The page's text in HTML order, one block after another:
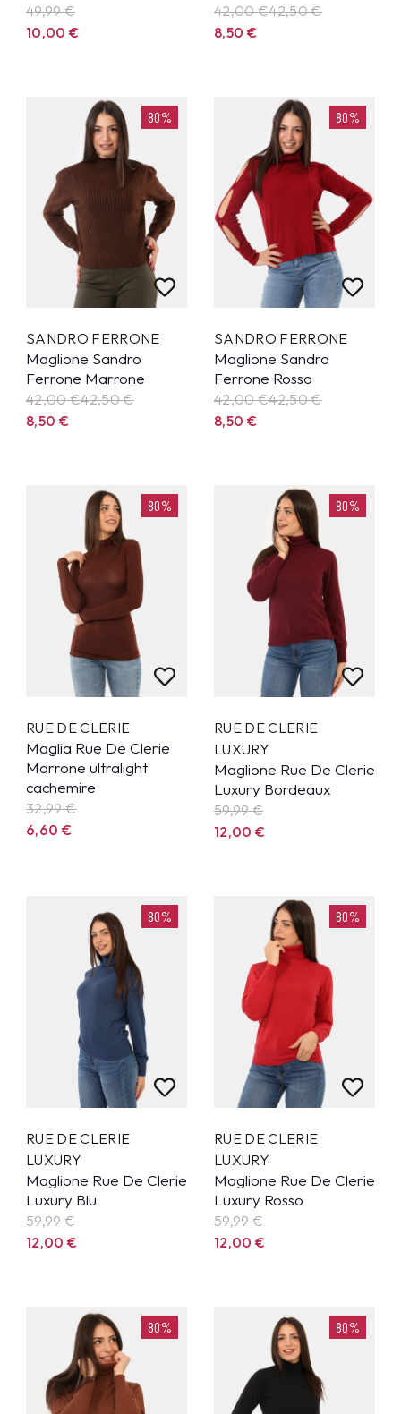
49,99€
10,00€
42,00 €42,50€
8,50 €
80%
SANDRO FERRONE
Maglione Sandro
Ferrone Marrone
42,00 €42,50€
8,50 €
80%
SANDRO FERRONE
Maglione Sandro
Ferrone Rosso
42,00 €42,50€
8,50 €
80%
RUE DE CLERIE
Maglia Rue De Clerie
Marrone ultralight
cachemire
32,99€
6,60 €
80%
RUE DE CLERIE
LUXURY
Maglione Rue De Clerie
Luxury Bordeaux
59,99€
12,00€
80%
RUE DE CLERIE
LUXURY
Maglione Rue De Clerie
Luxury Blu
59,99€
12,00€
80%
RUE DE CLERIE
LUXURY
Maglione Rue De Clerie
Luxury Rosso
59,99€
12,00€
80% 80%